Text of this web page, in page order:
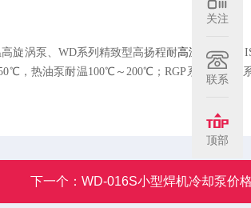
旋涡泵、WD系列精致型高扬程耐高温漩涡泵
，热油泵耐温100℃～200℃；RGP系列和RGZ
下一个：WD-016S小型焊机冷却泵价
关注
联系
顶部